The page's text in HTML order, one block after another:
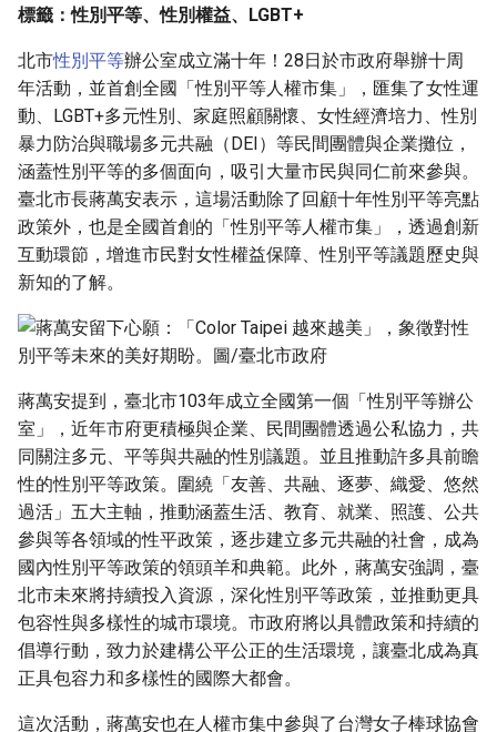
z
n
g
s
e
a
r
c
h
標籤：性別平等、性別權益、LGBT+
北市性別平等辦公室成立滿十年！28日於市政府舉辦十周
年活動，並首創全國「性別平等人權市集」，匯集了女性運
動、LGBT+多元性別、家庭照顧關懷、女性經濟培力、性別
暴力防治與職場多元共融（DEI）等民間團體與企業攤位，
涵蓋性別平等的多個面向，吸引大量市民與同仁前來參與。
臺北市長蔣萬安表示，這場活動除了回顧十年性別平等亮點
政策外，也是全國首創的「性別平等人權市集」，透過創新
互動環節，增進市民對女性權益保障、性別平等議題歷史與
新知的了解。
蔣萬安提到，臺北市103年成立全國第一個「性別平等辦公
室」，近年市府更積極與企業、民間團體透過公私協力，共
同關注多元、平等與共融的性別議題。並且推動許多具前瞻
性的性別平等政策。圍繞「友善、共融、逐夢、織愛、悠然
過活」五大主軸，推動涵蓋生活、教育、就業、照護、公共
參與等各領域的性平政策，逐步建立多元共融的社會，成為
國內性別平等政策的領頭羊和典範。此外，蔣萬安強調，臺
北市未來將持續投入資源，深化性別平等政策，並推動更具
包容性與多樣性的城市環境。市政府將以具體政策和持續的
倡導行動，致力於建構公平公正的生活環境，讓臺北成為真
正具包容力和多樣性的國際大都會。
這次活動，蔣萬安也在人權市集中參與了台灣女子棒球協會